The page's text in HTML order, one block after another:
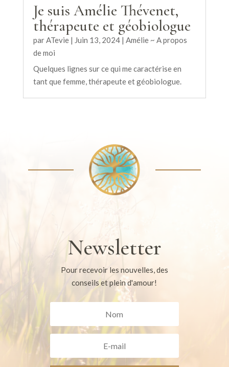
Je suis Amélie Thévenet,
thérapeute et géobiologue
parATevie| Juin 13, 2024| Amélie ~ A propos
de moi
Quelques lignes sur ce qui me caractérise en
tant que femme, thérapeute et géobiologue.
Newsletter
Pour recevoir les nouvelles, des
conseils et plein d'amour!